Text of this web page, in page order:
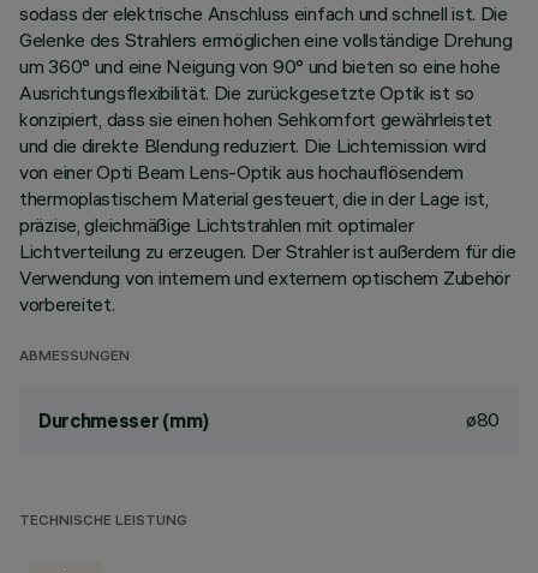
sodass der elektrische Anschluss einfach und schnell ist. Die
Gelenke des Strahlers ermöglichen eine vollständige Drehung
um 360° und eine Neigung von 90° und bieten so eine hohe
Ausrichtungsflexibilität. Die zurückgesetzte Optik ist so
konzipiert, dass sie einen hohen Sehkomfort gewährleistet
und die direkte Blendung reduziert. Die Lichtemission wird
von einer Opti Beam Lens-Optik aus hochauflösendem
thermoplastischem Material gesteuert, die in der Lage ist,
präzise, gleichmäßige Lichtstrahlen mit optimaler
Lichtverteilung zu erzeugen. Der Strahler ist außerdem für die
Verwendung von internem und externem optischem Zubehör
vorbereitet.
ABMESSUNGEN
Durchmesser (mm) ø80
TECHNISCHE LEISTUNG